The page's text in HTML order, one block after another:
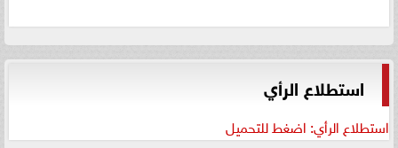
استطلاع الرأي
استطلاع الرأي: اضغط للتحميل